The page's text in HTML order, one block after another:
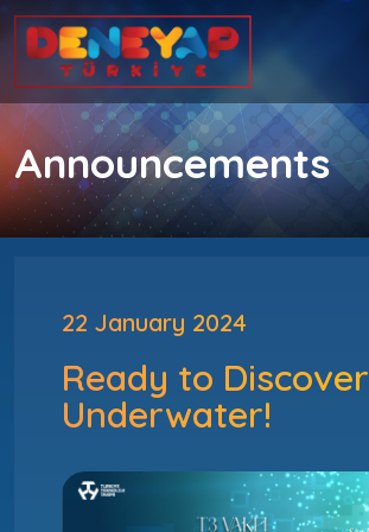
Announcements
22 January 2024
Ready to Discover
Underwater!